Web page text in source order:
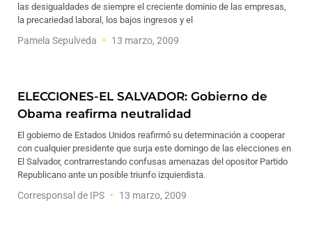
las desigualdades de siempre el creciente dominio de las empresas,
la precariedad laboral, los bajos ingresos y el
Pamela Sepulveda 13 marzo, 2009
ELECCIONES-EL SALVADOR: Gobierno de
Obama reafirma neutralidad
El gobierno de Estados Unidos reafirmó su determinación a cooperar
con cualquier presidente que surja este domingo de las elecciones en
El Salvador, contrarrestando confusas amenazas del opositor Partido
Republicano ante un posible triunfo izquierdista.
Corresponsal de IPS 13 marzo, 2009